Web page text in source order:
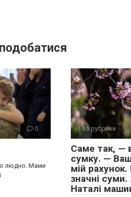
0
людно. Мами
Без рубрики
Саме так, —
сумку. —
мій
значні
Наталі